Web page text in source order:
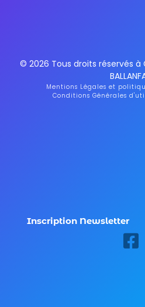
© 2026 Tous droits réservés à
Mentions Légales et
Conditions Générales
Inscription Newsletter